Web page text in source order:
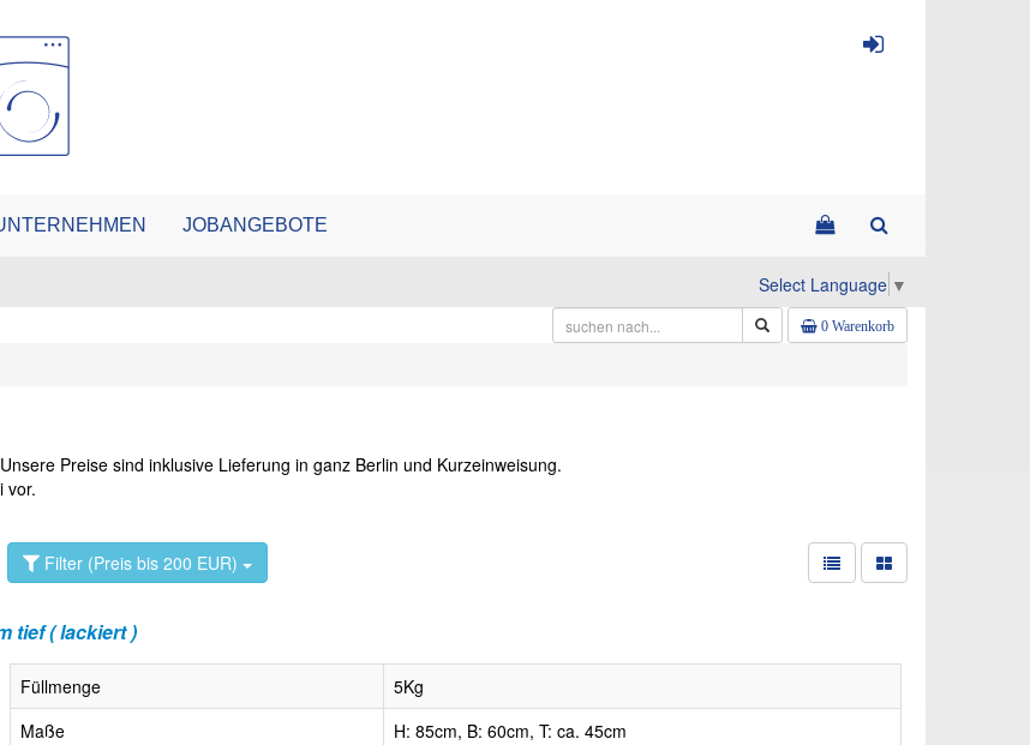
JOBANGEBOTE
Select Language ▼
0 Warenkorb
Preise sind inklusive Lieferung in ganz Berlin und Kurzeinweisung.
vor.
Filter (Preis bis 200 EUR)
tief ( lackiert )
Füllmenge
5Kg
Maße
H: 85cm, B: 60cm, T: ca. 45cm